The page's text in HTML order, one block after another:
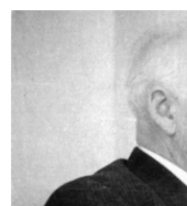
ІНТЕРВ'Ю
ВСЕ ЗА ДЕНЬ
ВІДЕОУРОКИ «ELIFBE»
СВІДЧЕННЯ ОКУПАЦІЇ
ЯК ОБІЙТИ БЛОКУВАННЯ
Qırımtatar